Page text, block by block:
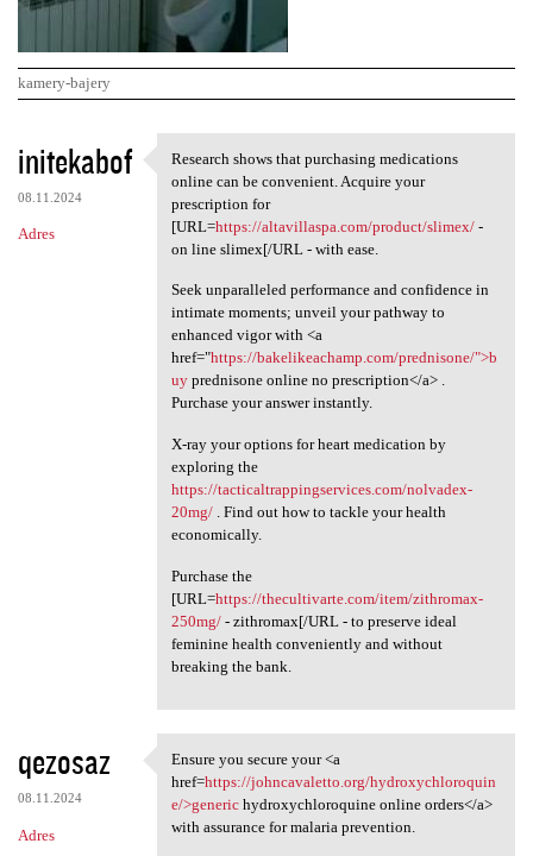
kamery-bajery
K
o
m
e
initekabof
08.11.2024
Adres
Research shows that
Research shows that purchasing medications
online can be convenient. Acquire your
prescription for
[URL=https://altavillaspa.com/product/slimex/-
on line slimex[/URL - with ease.
Seek unparalleled performance and confidence in
intimate moments; unveil your pathway to
enhanced vigor with <a
href="https://bakelikeachamp.com/prednisone/">b
uyprednisone online no prescription</a> .
Purchase your answer instantly.
X-ray your options for heart medication by
exploring the
https://tacticaltrappingservices.com/nolvadex-
20mg/. Find out how to tackle your health
economically.
Purchase the
[URL=https://thecultivarte.com/item/zithromax-
250mg/- zithromax[/URL - to preserve ideal
feminine health conveniently and without
breaking the bank.
qezosaz
08.11.2024
Adres
Ensure you secure your <a
Ensure you secure your <a
href=https://johncavaletto.org/hydroxychloroquin
e/>generichydroxychloroquine online orders</a>
with assurance for malaria prevention.